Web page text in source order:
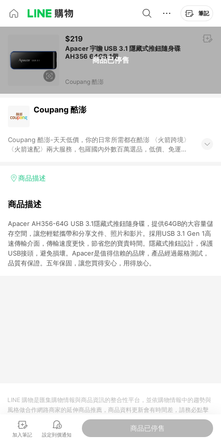
筆記
商品已停售
$219
Apacer 宇瞻 USB 3.1 隱藏式推鈕隨身碟
AH356 64GB 1個
Coupang 酷澎
Coupang 酷澎
Coupang 酷澎-天天低價，你的日常所需都在酷澎 〈火箭跨境〉
〈火箭速配〉兩大服務，包羅國內外數百萬選品，低價、免運，
加入WOW會員告別湊免運，火箭速配、火箭跨境優質選品不限金
商品描述
商品描述
Apacer AH356-64G USB 3.1隱藏式推鈕隨身碟，提供64GB的大容量儲
存空間，讓您輕鬆攜帶和分享文件、照片和影片。採用USB 3.1 Gen 1高
速傳輸介面，傳輸速度更快，節省您的寶貴時間。隱藏式推鈕設計，保護
USB接頭，避免損壞。Apacer是值得信賴的品牌，產品經過嚴格測試，
品質有保證。五年保固，讓您買得安心，用得放心。
加入筆記 設定到價通知
商品已停售
LINE 購物是匯集購物情報與商品資訊的整合性平台，並依購物情報中的趨勢與
風格做合作網路商家的延伸商品推薦，商品資料更新會有時間差，請務必點擊
商品至各合作網路商家，確認現售價與購物條件，一切資訊以合作廠商網頁為
準。